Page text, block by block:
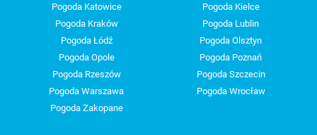
Pogoda Katowice
Pogoda Kielce
Pogoda Kraków
Pogoda Lublin
Pogoda Łódź
Pogoda Olsztyn
Pogoda Opole
Pogoda Poznań
Pogoda Rzeszów
Pogoda Szczecin
Pogoda Warszawa
Pogoda Wrocław
Pogoda Zakopane